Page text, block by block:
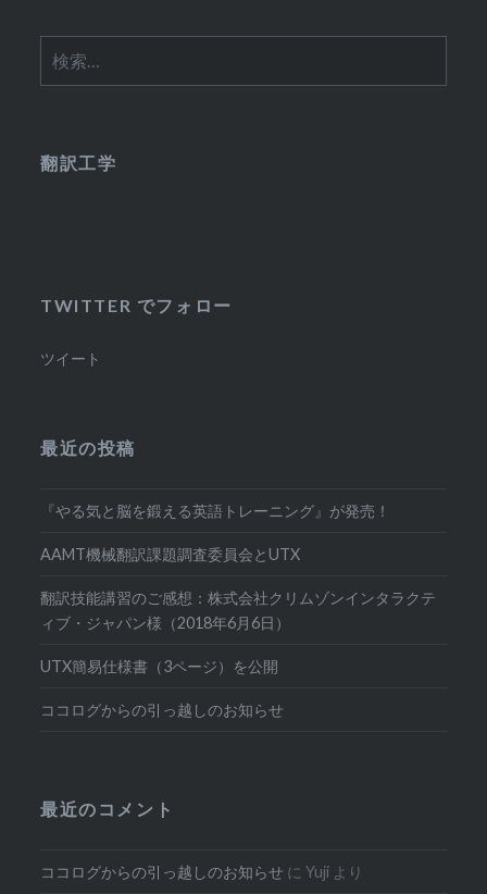
索:
翻訳工学
TWITTER でフォロー
ツイート
最近の投稿
『やる気と脳を鍛える英語トレーニング』が発売！
AAMT機械翻訳課題調査委員会とUTX
翻訳技能講習のご感想：株式会社クリムゾンインタラクテ
ィブ・ジャパン様（2018年6月6日）
UTX簡易仕様書（3ページ）を公開
ココログからの引っ越しのお知らせ
最近のコメント
ココログからの引っ越しのお知らせ にYuji より